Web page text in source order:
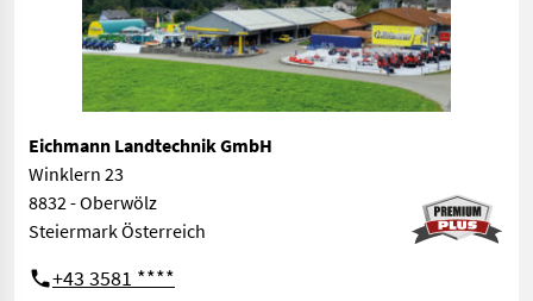
Eichmann Landtechnik GmbH
Winklern 23
8832 - Oberwölz
Steiermark Österreich
+43 3581 ****